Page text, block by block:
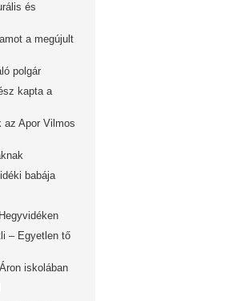
és
a megújult
polgár
kapta a
az Apor Vilmos
babája
– Egyetlen tő
iskolában